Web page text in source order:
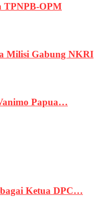
TPNPB-OPM
Milisi Gabung NKRI
Papua…
Ketua DPC…